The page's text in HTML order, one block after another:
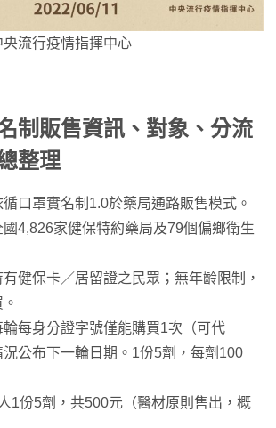
流行疫情指揮中心
制販售資訊、對象、分流
整理
循口罩實名制1.0於藥局通路販售模式。
國4,826家健保特約藥局及79個偏鄉衛生
有健保卡／居留證之民眾；無年齡限制，
輪每身分證字號僅能購買1次（可代
況公布下一輪日期。1份5劑，每劑100
1份5劑，共500元（醫材原則售出，概